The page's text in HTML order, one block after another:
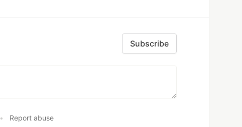
Subscribe
• Report abuse